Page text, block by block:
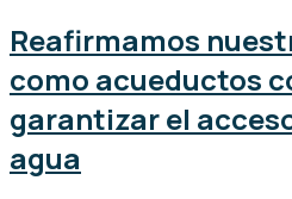
Reafirmamos
como acueductos
garantizar el
agua